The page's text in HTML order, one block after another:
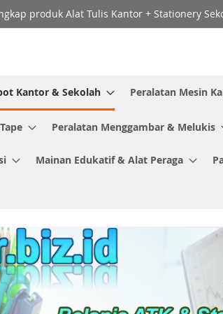
produk Alat Tulis Kantor + Stationery
Kantor & Sekolah Peralatan Mesin
Peralatan Menggambar & Melukis
Mainan Edukatif & Alat Peraga